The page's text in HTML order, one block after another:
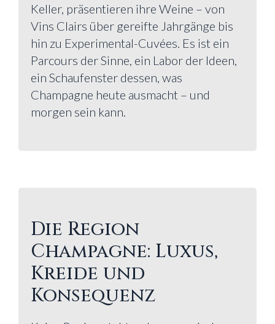
Keller, präsentieren ihre Weine – von
Vins Clairs über gereifte Jahrgänge bis
hin zu Experimental-Cuvées. Es ist ein
Parcours der Sinne, ein Labor der Ideen,
ein Schaufenster dessen, was
Champagne heute ausmacht – und
morgen sein kann.
Die Region
Champagne: Luxus,
Kreide und
Konsequenz